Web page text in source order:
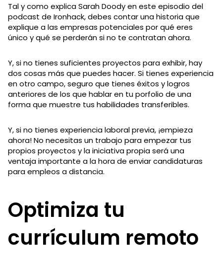
Tal y como explica Sarah Doody en este episodio del
podcast de Ironhack, debes contar una historia que
explique a las empresas potenciales por qué eres
único y qué se perderán si no te contratan ahora.
Y, si no tienes suficientes proyectos para exhibir, hay
dos cosas más que puedes hacer. Si tienes experiencia
en otro campo, seguro que tienes éxitos y logros
anteriores de los que hablar en tu porfolio de una
forma que muestre tus habilidades transferibles.
Y, si no tienes experiencia laboral previa, ¡empieza
ahora! No necesitas un trabajo para empezar tus
propios proyectos y la iniciativa propia será una
ventaja importante a la hora de enviar candidaturas
para empleos a distancia.
Optimiza tu
currículum remoto